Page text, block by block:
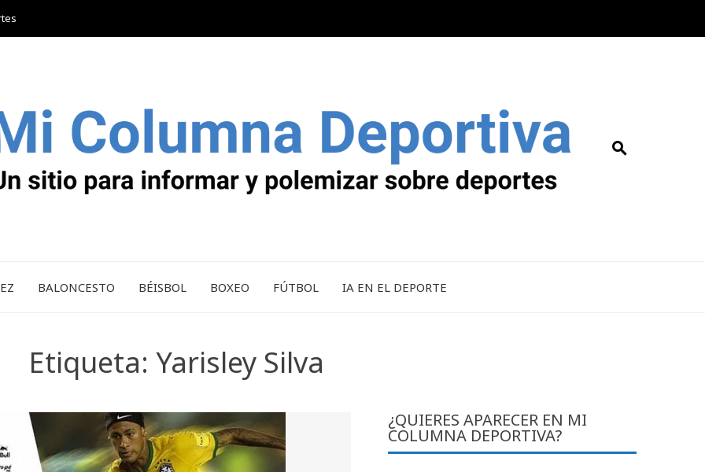
BALONCESTO BÉISBOL BOXEO FÚTBOL IA EN EL DEPORTE
Etiqueta: Yarisley Silva
¿QUIERES APARECER EN MI
COLUMNA DEPORTIVA?